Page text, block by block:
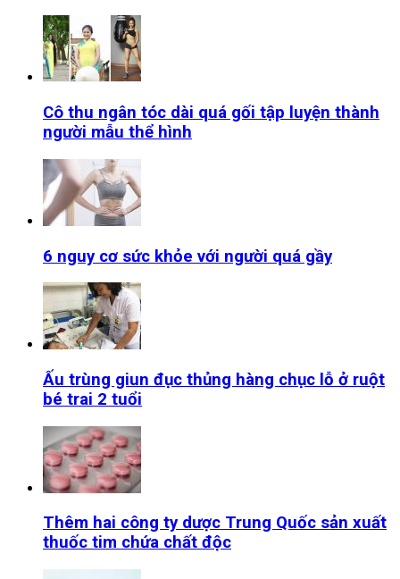
Cô thu ngân tóc dài quá gối tập luyện thành
người mẫu thể hình
6 nguy cơ sức khỏe với người quá gầy
Ấu trùng giun đục thủng hàng chục lỗ ở ruột
bé trai 2 tuổi
Thêm hai công ty dược Trung Quốc sản xuất
thuốc tim chứa chất độc